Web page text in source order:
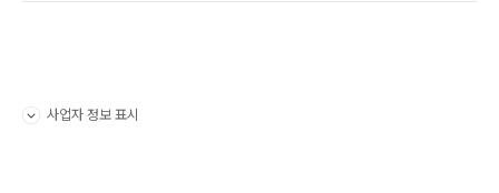
사업자 정보 표시